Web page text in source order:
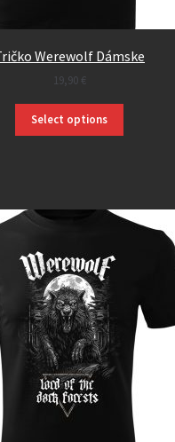
Werewolf Dámske
19,90 €
Select options